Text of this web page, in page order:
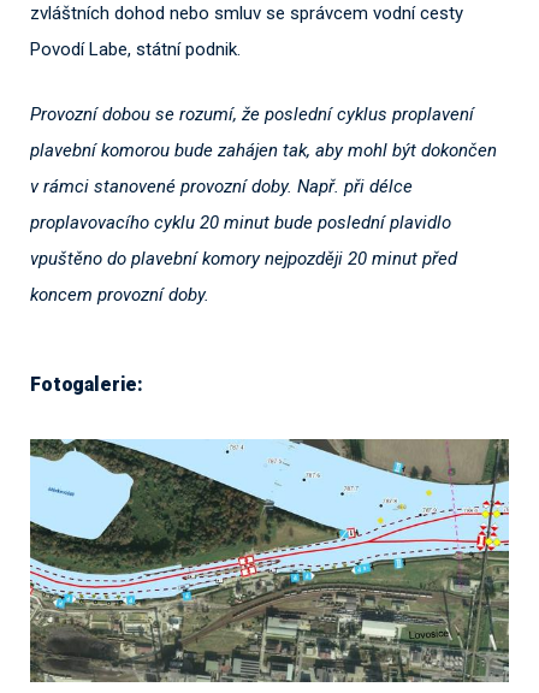
zvláštních dohod nebo smluv se správcem vodní cesty
Povodí Labe, státní podnik.
Provozní dobou se rozumí, že poslední cyklus proplavení
plavební komorou bude zahájen tak, aby mohl být dokončen
v rámci stanovené provozní doby. Např. při délce
proplavovacího cyklu 20 minut bude poslední plavidlo
vpuštěno do plavební komory nejpozději 20 minut před
koncem provozní doby.
Fotogalerie: